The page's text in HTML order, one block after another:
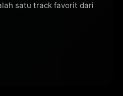
satu track favorit dari